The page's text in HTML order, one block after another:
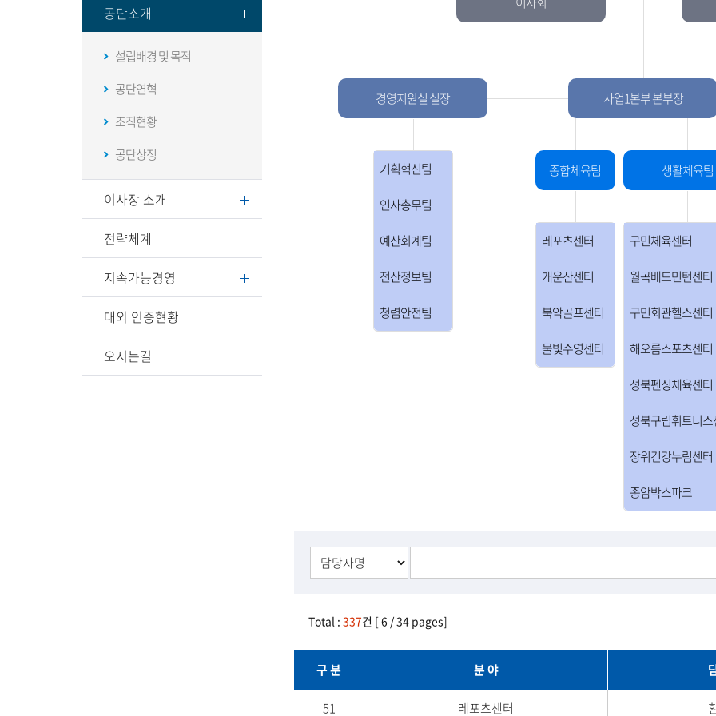
공단소개
설립배경 및 목적
공단연혁
조직현황
공단상징
이사장 소개
전략체계
지속가능경영
대외 인증현황
오시는길
경영지원실 실장
기획혁신팀
인사총무팀
예산회계팀
전산정보팀
청렴안전팀
사업1본부 본부장
종합체육팀
레포츠센터
개운산센터
북악골프센터
물빛수영센터
생활체육팀
구민체육센터
월곡배드민턴센터
구민회관헬스센터
해오름스포츠센터
성북펜싱체육센터
성북구립휘트니
장위건강누림센터
종암박스파크
Total : 337건 [ 6 / 34 pages]
구 분 분 야
51 레포츠센터